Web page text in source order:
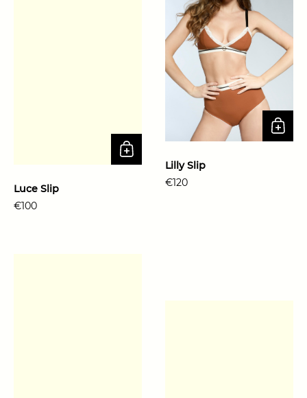
Luce Slip
Prix régulier
€100
Lilly Slip
Prix régulier
€120